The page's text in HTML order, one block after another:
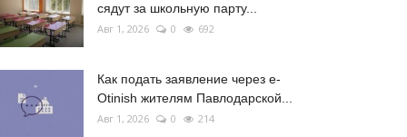
сядут за школьную парту...
Авг 1, 2026 0 692
Как подать заявление через e-
Otinish жителям Павлодарской...
Авг 1, 2026 0 214